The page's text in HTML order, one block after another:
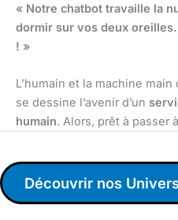
« Notre chatbot travaille la
dormir sur vos deux
! »
L’humain et la machine
se dessine l’avenir d’un
humain. Alors, prêt à passer
Découvrir nos